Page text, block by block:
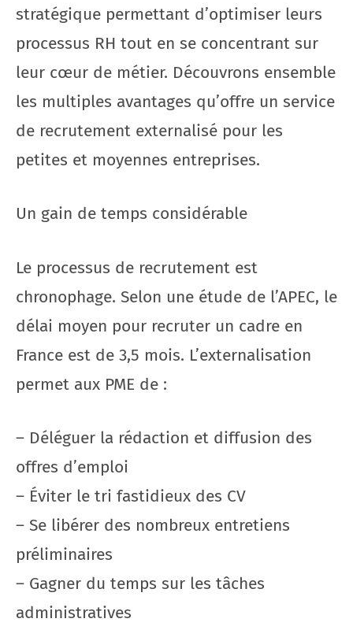
stratégique permettant d’optimiser leurs
processus RH tout en se concentrant sur
leur cœur de métier. Découvrons ensemble
les multiples avantages qu’offre un service
de recrutement externalisé pour les
petites et moyennes entreprises.
Un gain de temps considérable
Le processus de recrutement est
chronophage. Selon une étude de l’APEC, le
délai moyen pour recruter un cadre en
France est de 3,5 mois. L’externalisation
permet aux PME de :
– Déléguer la rédaction et diffusion des
offres d’emploi
– Éviter le tri fastidieux des CV
– Se libérer des nombreux entretiens
préliminaires
– Gagner du temps sur les tâches
administratives